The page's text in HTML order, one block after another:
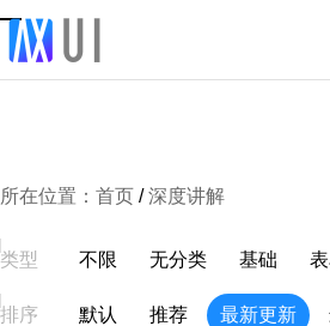
所在位置： 首页 /深度讲解
类型 不限 无分类 基础
排序 默认 推荐 最新更新